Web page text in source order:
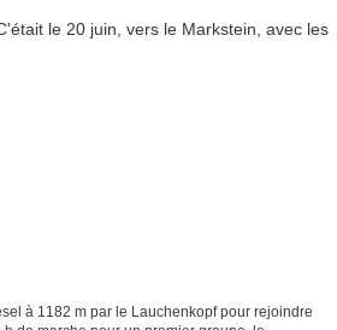
à 1182 m par le Lauchenkopf pour rejoindre